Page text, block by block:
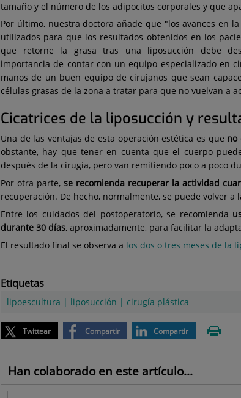
tamaño y el número de los adipocitos corporales y que
Por último, nuestra doctora añade que "los avances en
utilizados para que los resultados obtenidos en los
que retorne la grasa tras una liposucción debe
importancia de contar con un equipo especializado en
manos de un buen equipo de cirujanos que sean
células grasas de la zona a tratar para que no vuelvan a
Cicatrices de la liposucción y
Una de las ventajas de esta operación estética es que no
obstante, hay que tener en cuenta que el cuerpo
después de la cirugía, pero van remitiendo poco a poco
Por otra parte,se recomienda recuperar la actividad
recuperación. De hecho, normalmente, se puede volver
Entre los cuidados del postoperatorio, se recomienda
durante 30 días, aproximadamente, para facilitar la
El resultado final se observa a los dos o tres meses de la
Etiquetas
lipoescultura | liposucción | cirugía plástica
Twittear Compartir Compartir
Han colaborado en este artículo...